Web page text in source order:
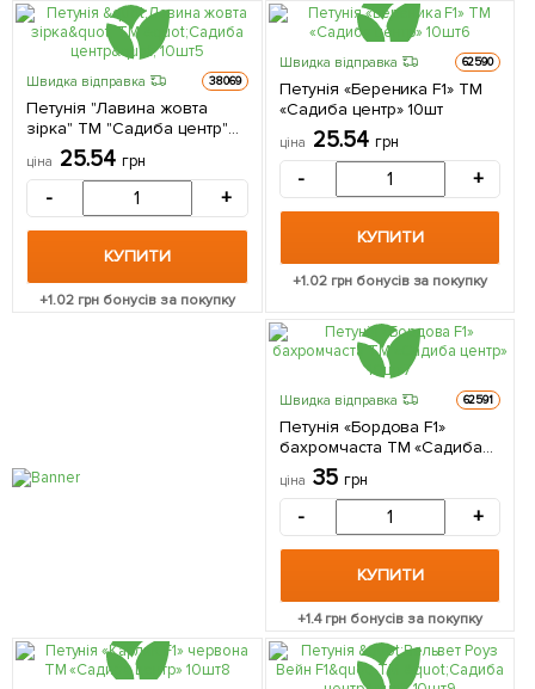
Швидка відправка 38069
Петунія "Лавина жовта
зірка" ТМ "Садиба центр"
10шт
ціна 25.54 грн
- +
КУПИТИ
+1.02 грн бонусів за покупку
Швидка відправка 62590
Петунія «Береника F1» ТМ
«Садиба центр» 10шт
ціна 25.54 грн
- +
КУПИТИ
+1.02грн бонусів за покупку
Швидка відправка 62591
Петунія «Бордова F1»
бахромчаста ТМ «Садиба
центр» 10шт
ціна 35 грн
- +
КУПИТИ
+1.4грн бонусів за покупку